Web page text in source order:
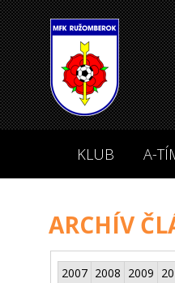
KLUB A-
ARCHÍV
2007 2008 2009